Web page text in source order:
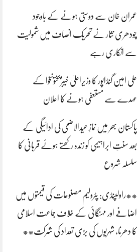
عمران خان سے دوستی ہونے کے باوجود
چودھری نثار نے تحریک انصاف میں شمولیت
سے انکاری رہے
علی امین گنڈاپور کا وزیراعلیٰ خیبرپختونخوا کے
عہدے سے مستعفی ہونے کا اعلان
پاکستان بھر میں نمازِ عیدالاضحی کی ادائیگی کے
بعد سنتِ ابراہیمی کو زندہ رکھتے ہوئے قربانی کا
سلسلہ شروع
**راولپنڈی: پٹرولیم مصنوعات کی قیمتوں میں
اضافے اور مہنگائی کے خلاف جماعت اسلامی
کا دھرنا، شہریوں کی بڑی تعداد کی شرکت**